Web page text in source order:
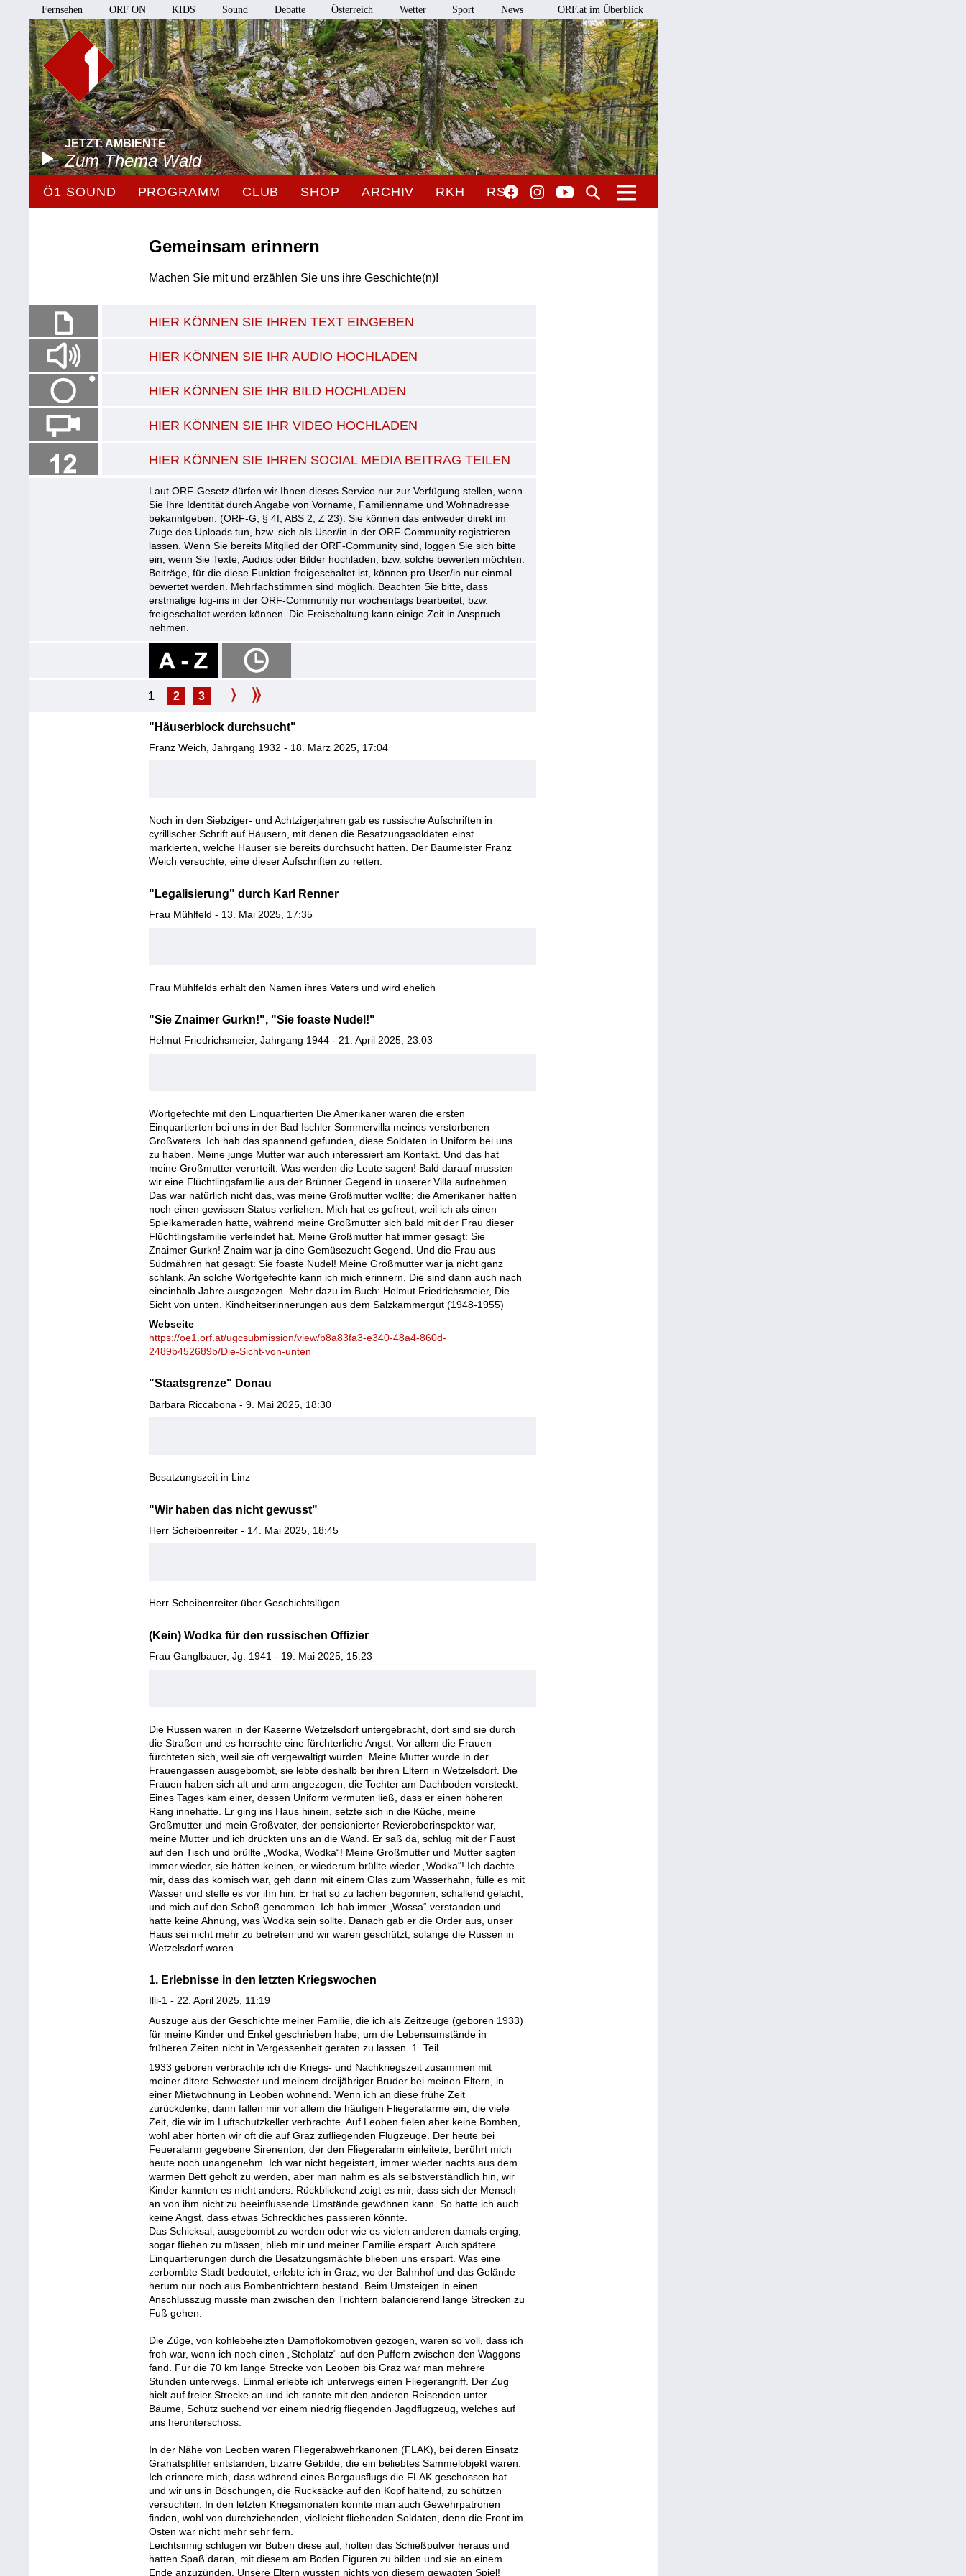
Fernsehen ORF ON KIDS Sound Debatte Österreich Wetter Sport News ORF.at im Überblick
JETZT: AMBIENTE
Zum Thema Wald
Ö1 SOUND PROGRAMM CLUB SHOP ARCHIV RKH RSO
Gemeinsam erinnern
Machen Sie mit und erzählen Sie uns ihre Geschichte(n)!
HIER KÖNNEN SIE IHREN TEXT EINGEBEN
HIER KÖNNEN SIE IHR AUDIO HOCHLADEN
HIER KÖNNEN SIE IHR BILD HOCHLADEN
HIER KÖNNEN SIE IHR VIDEO HOCHLADEN
HIER KÖNNEN SIE IHREN SOCIAL MEDIA BEITRAG TEILEN
Laut ORF-Gesetz dürfen wir Ihnen dieses Service nur zur Verfügung stellen, wenn
Sie Ihre Identität durch Angabe von Vorname, Familienname und Wohnadresse
bekanntgeben. (ORF-G, § 4f, ABS 2, Z 23). Sie können das entweder direkt im
Zuge des Uploads tun, bzw. sich als User/in in der ORF-Community registrieren
lassen. Wenn Sie bereits Mitglied der ORF-Community sind, loggen Sie sich bitte
ein, wenn Sie Texte, Audios oder Bilder hochladen, bzw. solche bewerten möchten.
Beiträge, für die diese Funktion freigeschaltet ist, können pro User/in nur einmal
bewertet werden. Mehrfachstimmen sind möglich. Beachten Sie bitte, dass
erstmalige log-ins in der ORF-Community nur wochentags bearbeitet, bzw.
freigeschaltet werden können. Die Freischaltung kann einige Zeit in Anspruch
nehmen.
1 2 3
"Häuserblock durchsucht"
Franz Weich, Jahrgang 1932 - 18. März 2025, 17:04
Noch in den Siebziger- und Achtzigerjahren gab es russische Aufschriften in
cyrillischer Schrift auf Häusern, mit denen die Besatzungssoldaten einst
markierten, welche Häuser sie bereits durchsucht hatten. Der Baumeister Franz
Weich versuchte, eine dieser Aufschriften zu retten.
"Legalisierung" durch Karl Renner
Frau Mühlfeld - 13. Mai 2025, 17:35
Frau Mühlfelds erhält den Namen ihres Vaters und wird ehelich
"Sie Znaimer Gurkn!", "Sie foaste Nudel!"
Helmut Friedrichsmeier, Jahrgang 1944 - 21. April 2025, 23:03
Wortgefechte mit den Einquartierten Die Amerikaner waren die ersten
Einquartierten bei uns in der Bad Ischler Sommervilla meines verstorbenen
Großvaters. Ich hab das spannend gefunden, diese Soldaten in Uniform bei uns
zu haben. Meine junge Mutter war auch interessiert am Kontakt. Und das hat
meine Großmutter verurteilt: Was werden die Leute sagen! Bald darauf mussten
wir eine Flüchtlingsfamilie aus der Brünner Gegend in unserer Villa aufnehmen.
Das war natürlich nicht das, was meine Großmutter wollte; die Amerikaner hatten
noch einen gewissen Status verliehen. Mich hat es gefreut, weil ich als einen
Spielkameraden hatte, während meine Großmutter sich bald mit der Frau dieser
Flüchtlingsfamilie verfeindet hat. Meine Großmutter hat immer gesagt: Sie
Znaimer Gurkn! Znaim war ja eine Gemüsezucht Gegend. Und die Frau aus
Südmähren hat gesagt: Sie foaste Nudel! Meine Großmutter war ja nicht ganz
schlank. An solche Wortgefechte kann ich mich erinnern. Die sind dann auch nach
eineinhalb Jahre ausgezogen. Mehr dazu im Buch: Helmut Friedrichsmeier, Die
Sicht von unten. Kindheitserinnerungen aus dem Salzkammergut (1948-1955)
Webseite
https://oe1.orf.at/ugcsubmission/view/b8a83fa3-e340-48a4-860d-
2489b452689b/Die-Sicht-von-unten
"Staatsgrenze" Donau
Barbara Riccabona - 9. Mai 2025, 18:30
Besatzungszeit in Linz
"Wir haben das nicht gewusst"
Herr Scheibenreiter - 14. Mai 2025, 18:45
Herr Scheibenreiter über Geschichtslügen
(Kein) Wodka für den russischen Offizier
Frau Ganglbauer, Jg. 1941 - 19. Mai 2025, 15:23
Die Russen waren in der Kaserne Wetzelsdorf untergebracht, dort sind sie durch
die Straßen und es herrschte eine fürchterliche Angst. Vor allem die Frauen
fürchteten sich, weil sie oft vergewaltigt wurden. Meine Mutter wurde in der
Frauengassen ausgebombt, sie lebte deshalb bei ihren Eltern in Wetzelsdorf. Die
Frauen haben sich alt und arm angezogen, die Tochter am Dachboden versteckt.
Eines Tages kam einer, dessen Uniform vermuten ließ, dass er einen höheren
Rang innehatte. Er ging ins Haus hinein, setzte sich in die Küche, meine
Großmutter und mein Großvater, der pensionierter Revieroberinspektor war,
meine Mutter und ich drückten uns an die Wand. Er saß da, schlug mit der Faust
auf den Tisch und brüllte „Wodka, Wodka“! Meine Großmutter und Mutter sagten
immer wieder, sie hätten keinen, er wiederum brüllte wieder „Wodka“! Ich dachte
mir, dass das komisch war, geh dann mit einem Glas zum Wasserhahn, fülle es mit
Wasser und stelle es vor ihn hin. Er hat so zu lachen begonnen, schallend gelacht,
und mich auf den Schoß genommen. Ich hab immer „Wossa“ verstanden und
hatte keine Ahnung, was Wodka sein sollte. Danach gab er die Order aus, unser
Haus sei nicht mehr zu betreten und wir waren geschützt, solange die Russen in
Wetzelsdorf waren.
1. Erlebnisse in den letzten Kriegswochen
Illi-1 - 22. April 2025, 11:19
Auszuge aus der Geschichte meiner Familie, die ich als Zeitzeuge (geboren 1933)
für meine Kinder und Enkel geschrieben habe, um die Lebensumstände in
früheren Zeiten nicht in Vergessenheit geraten zu lassen. 1. Teil.
1933 geboren verbrachte ich die Kriegs- und Nachkriegszeit zusammen mit
meiner ältere Schwester und meinem dreijähriger Bruder bei meinen Eltern, in
einer Mietwohnung in Leoben wohnend. Wenn ich an diese frühe Zeit
zurückdenke, dann fallen mir vor allem die häufigen Fliegeralarme ein, die viele
Zeit, die wir im Luftschutzkeller verbrachte. Auf Leoben fielen aber keine Bomben,
wohl aber hörten wir oft die auf Graz zufliegenden Flugzeuge. Der heute bei
Feueralarm gegebene Sirenenton, der den Fliegeralarm einleitete, berührt mich
heute noch unangenehm. Ich war nicht begeistert, immer wieder nachts aus dem
warmen Bett geholt zu werden, aber man nahm es als selbstverständlich hin, wir
Kinder kannten es nicht anders. Rückblickend zeigt es mir, dass sich der Mensch
an von ihm nicht zu beeinflussende Umstände gewöhnen kann. So hatte ich auch
keine Angst, dass etwas Schreckliches passieren könnte.
Das Schicksal, ausgebombt zu werden oder wie es vielen anderen damals erging,
sogar fliehen zu müssen, blieb mir und meiner Familie erspart. Auch spätere
Einquartierungen durch die Besatzungsmächte blieben uns erspart. Was eine
zerbombte Stadt bedeutet, erlebte ich in Graz, wo der Bahnhof und das Gelände
herum nur noch aus Bombentrichtern bestand. Beim Umsteigen in einen
Anschlusszug musste man zwischen den Trichtern balancierend lange Strecken zu
Fuß gehen.
Die Züge, von kohlebeheizten Dampflokomotiven gezogen, waren so voll, dass ich
froh war, wenn ich noch einen „Stehplatz“ auf den Puffern zwischen den Waggons
fand. Für die 70 km lange Strecke von Leoben bis Graz war man mehrere
Stunden unterwegs. Einmal erlebte ich unterwegs einen Fliegerangriff. Der Zug
hielt auf freier Strecke an und ich rannte mit den anderen Reisenden unter
Bäume, Schutz suchend vor einem niedrig fliegenden Jagdflugzeug, welches auf
uns herunterschoss.
In der Nähe von Leoben waren Fliegerabwehrkanonen (FLAK), bei deren Einsatz
Granatsplitter entstanden, bizarre Gebilde, die ein beliebtes Sammelobjekt waren.
Ich erinnere mich, dass während eines Bergausflugs die FLAK geschossen hat
und wir uns in Böschungen, die Rucksäcke auf den Kopf haltend, zu schützen
versuchten. In den letzten Kriegsmonaten konnte man auch Gewehrpatronen
finden, wohl von durchziehenden, vielleicht fliehenden Soldaten, denn die Front im
Osten war nicht mehr sehr fern.
Leichtsinnig schlugen wir Buben diese auf, holten das Schießpulver heraus und
hatten Spaß daran, mit diesem am Boden Figuren zu bilden und sie an einem
Ende anzuzünden. Unsere Eltern wussten nichts von diesem gewagten Spiel!